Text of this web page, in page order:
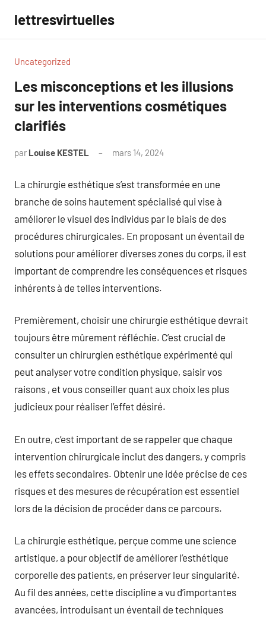
contenu
lettresvirtuelles
Uncategorized
Les misconceptions et les illusions
sur les interventions cosmétiques
clarifiés
par Louise KESTEL mars 14, 2024
La chirurgie esthétique s’est transformée en une
branche de soins hautement spécialisé qui vise à
améliorer le visuel des individus par le biais de des
procédures chirurgicales. En proposant un éventail de
solutions pour améliorer diverses zones du corps, il est
important de comprendre les conséquences et risques
inhérents à de telles interventions.
Premièrement, choisir une chirurgie esthétique devrait
toujours être mûrement réfléchie. C’est crucial de
consulter un chirurgien esthétique expérimenté qui
peut analyser votre condition physique, saisir vos
raisons , et vous conseiller quant aux choix les plus
judicieux pour réaliser l’effet désiré.
En outre, c’est important de se rappeler que chaque
intervention chirurgicale inclut des dangers, y compris
les effets secondaires. Obtenir une idée précise de ces
risques et des mesures de récupération est essentiel
lors de la décision de procéder dans ce parcours.
La chirurgie esthétique, perçue comme une science
artistique, a pour objectif de améliorer l’esthétique
corporelle des patients, en préserver leur singularité.
Au fil des années, cette discipline a vu d’importantes
avancées, introduisant un éventail de techniques